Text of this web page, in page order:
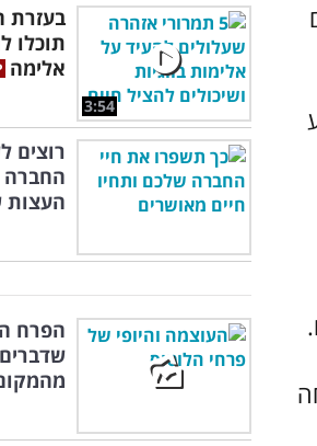
3:54
בעזרת
תוכלו
אלימה
רוצים
העצות
הפרח